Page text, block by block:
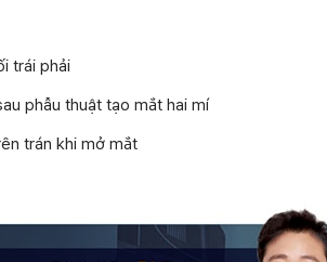
trái phải
phẫu thuật tạo mắt hai mí
trán khi mở mắt